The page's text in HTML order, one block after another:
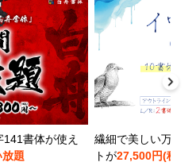
書体が使え
題
繊細で美しい万年
トが27,500円(税込)